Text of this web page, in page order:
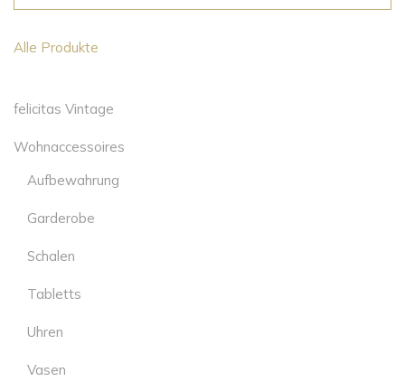
Alle Produkte
felicitas Vintage
Wohnaccessoires
Aufbewahrung
Garderobe
Schalen
Tabletts
Uhren
Vasen